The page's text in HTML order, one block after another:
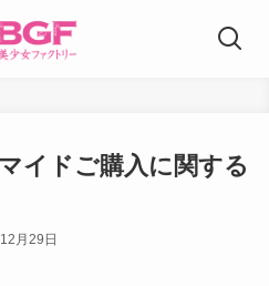
イドご購入に関する
月29日